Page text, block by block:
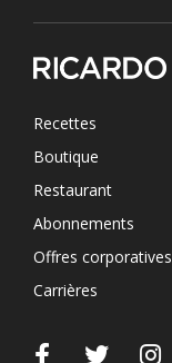
Recettes
Boutique
Restaurant
Abonnements
Offres corporatives
Carrières